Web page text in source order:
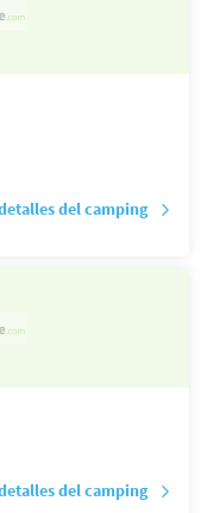
del camping
del camping